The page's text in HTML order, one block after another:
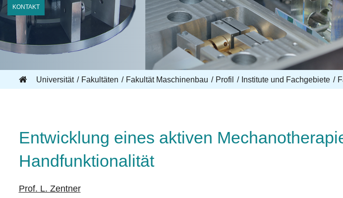
KONTAKT
Universität Fakultäten Fakultät Maschinenbau Profil Institute und Fachgebiete
Entwicklung eines aktiven
Handfunktionalität
Prof. L. Zentner